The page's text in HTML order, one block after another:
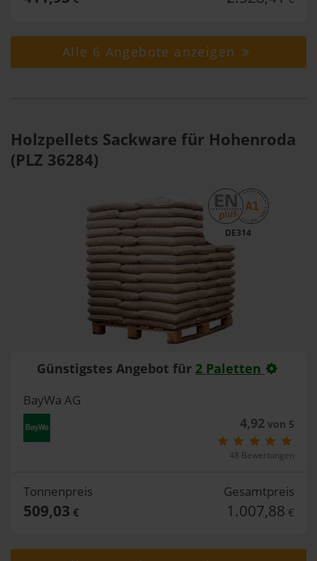
Alle 6 Angebote anzeigen
Holzpellets Sackware für Hohenroda
(PLZ 36284)
DE314
Günstigstes Angebot für 2 Paletten
BayWa AG
4,92von 5
48 Bewertungen
Tonnenpreis
509,03 €
Gesamtpreis
1.007,88 €